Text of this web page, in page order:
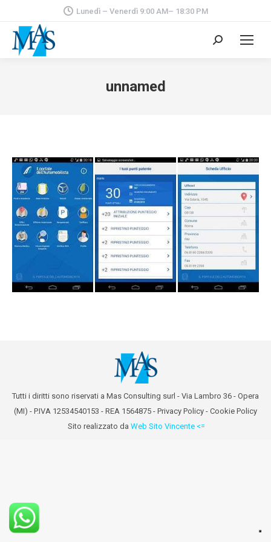
Lunedì – Venerdì 9:00 AM– 18:30 PM
Cerca:
unnamed
Tutti i diritti sono riservati a Mas Consulting surl - Via Lambro 36 - Opera
(MI) - P.IVA 12534540153 - REA 1564875 - Privacy Policy - Cookie Policy
Sito realizzato da Web Sito Vincente <=